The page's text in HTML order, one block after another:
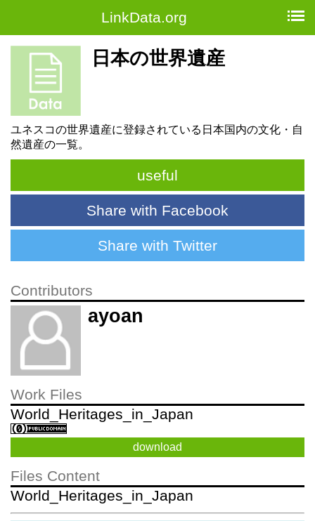
LinkData.org
日本の世界遺産
ユネスコの世界遺産に登録されている日本国内の文化・自
然遺産の一覧。
useful
Share with Facebook
Share with Twitter
Contributors
ayoan
Work Files
World_Heritages_in_Japan
download
Files Content
World_Heritages_in_Japan